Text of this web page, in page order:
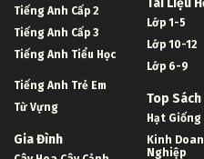
Tiếng Anh Cấp 2
Tiếng Anh Cấp 3
Tiếng Anh Tiểu Học
Tiếng Anh Trẻ Em
Từ Vựng
Gia Đình
Lớp 1-5
Lớp 10-12
Lớp 6-9
Top
Hạt Giống
Kinh
Nghiệp